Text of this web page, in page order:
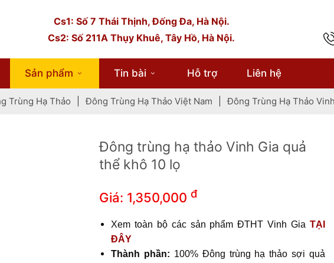
Cs1: Số 7 Thái Thịnh, Đống Đa, Hà Nội.
Cs2: Số 211A Thụy Khuê, Tây Hồ, Hà Nội.
Sản phẩm Tin bài Hỗ trợ Liên hệ
Trùng Hạ Thảo Đông Trùng Hạ Thảo Việt Nam Đông Trùng Hạ Thảo
Đông trùng hạ thảo Vinh Gia quả
thể khô 10 lọ
Giá: 1,350,000 đ
Xem toàn bộ các sản phẩm ĐTHT Vinh Gia TẠI
ĐÂY
Thành phần: 100% Đông trùng hạ thảo sợi quả
Xem toàn bộ các sản phẩm ĐTHT Vinh Gia
Thành phần:100% Đông trùng hạ thảo sợi quả thể khô.
Quy cách:Hộp 10 lọ
Thương hiệu:Vinh Gia
Xuất xứ:Việt Nam